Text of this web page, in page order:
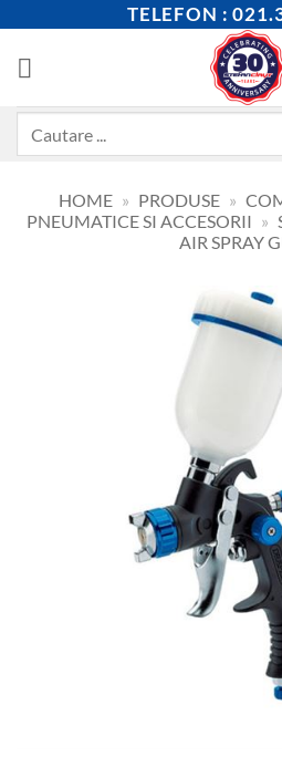
content
TELEFON :
HOME » PRODUSE »
PNEUMATICE SI ACCESORII »
AIR SPRAY